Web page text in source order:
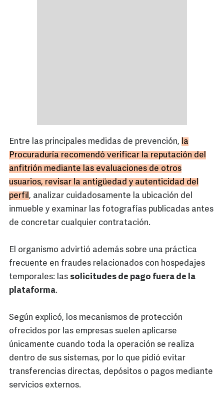
Entre las principales medidas de prevención, la
Procuraduría recomendó verificar la reputación del
anfitrión mediante las evaluaciones de otros
usuarios, revisar la antigüedad y autenticidad del
perfil, analizar cuidadosamente la ubicación del
inmueble y examinar las fotografías publicadas antes
de concretar cualquier contratación.
El organismo advirtió además sobre una práctica
frecuente en fraudes relacionados con hospedajes
temporales: las solicitudes de pago fuera de la
plataforma.
Según explicó, los mecanismos de protección
ofrecidos por las empresas suelen aplicarse
únicamente cuando toda la operación se realiza
dentro de sus sistemas, por lo que pidió evitar
transferencias directas, depósitos o pagos mediante
servicios externos.